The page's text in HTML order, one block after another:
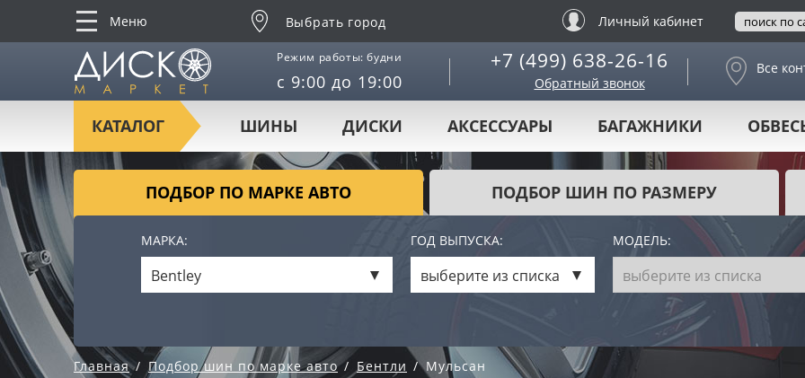
Меню Выбрать город Личный кабинет
Режим работы: будни
с 9:00 до 19:00
+7 (499) 638-26-16
Обратный звонок
Все
КАТАЛОГ ШИНЫ ДИСКИ АКСЕССУАРЫ БАГАЖНИКИ
ПОДБОР ПО МАРКЕ АВТО ПОДБОР ШИН ПО РАЗМЕРУ
МАРКА: ГОД ВЫПУСКА: МОДЕЛЬ:
Bentley выберите из списка выберите из списка
Главная Подбор шин по марке авто Бентли Мульсан